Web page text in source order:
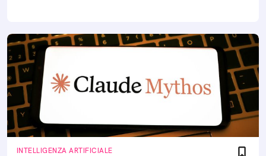
INTELLIGENZA ARTIFICIALE